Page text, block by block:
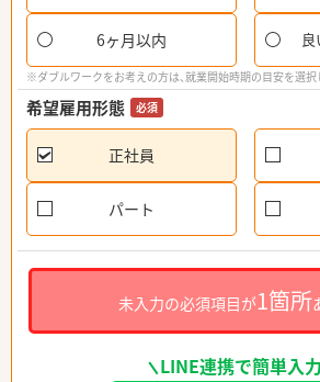
6ヶ月以内
※ダブルワークをお考えの方は、就業開始時期の目安を選択
希望雇用形態 必須
正社員
パート
未入力の必須項目が1箇所
LINE連携で簡単入力